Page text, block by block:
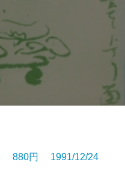
880円 1991/12/24